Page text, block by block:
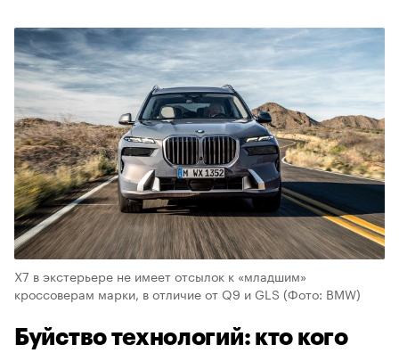
X7 в экстерьере не имеет отсылок к «младшим»
кроссоверам марки, в отличие от Q9 и GLS (Фото: BMW)
Буйство технологий: кто кого